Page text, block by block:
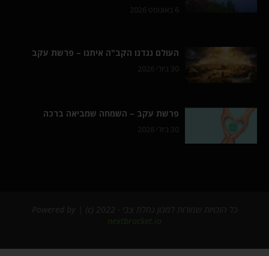
6 באוגוסט 2026
העולם נגדנו הקב"ה איתנו – פרשת עקב
30 ביולי 2026
פרשת עקב – השמחה שמביאה ברכה
30 ביולי 2026
nextbracket.io